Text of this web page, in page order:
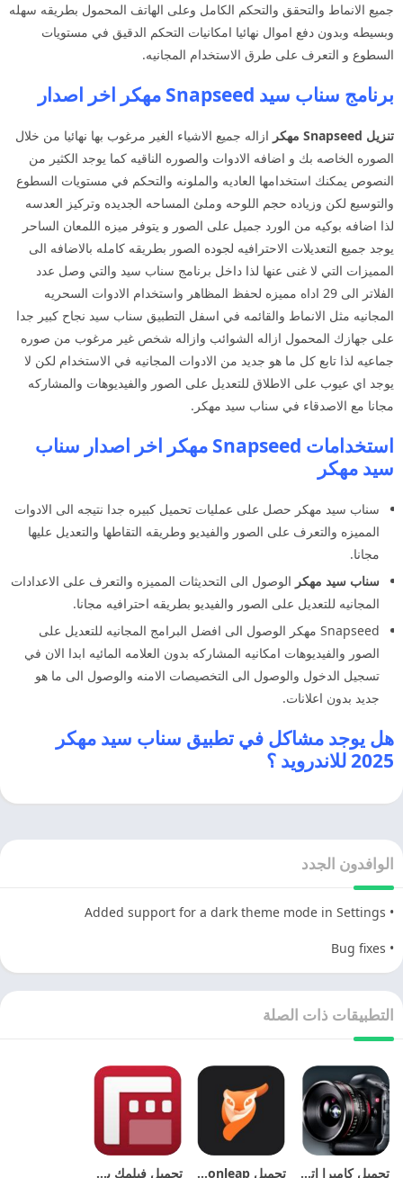
جميع الانماط والتحقق والتحكم الكامل وعلى الهاتف المحمول بطريقه سهله
وبسيطه وبدون دفع اموال نهائيا امكانيات التحكم الدقيق في مستويات
السطوع و التعرف على طرق الاستخدام المجانيه.
برنامج سناب سيد Snapseed مهكر اخر اصدار
تنزيل Snapseed مهكر
ازاله جميع الاشياء الغير مرغوب بها نهائيا من خلال
الصوره الخاصه بك و اضافه الادوات والصوره الناقيه كما يوجد الكثير من
النصوص يمكنك استخدامها العاديه والملونه والتحكم في مستويات السطوع
والتوسيع لكن وزياده حجم اللوحه وملئ المساحه الجديده وتركيز العدسه
لذا اضافه بوكيه من الورد جميل على الصور و يتوفر ميزه اللمعان الساحر
يوجد جميع التعديلات الاحترافيه لجوده الصور بطريقه كامله بالاضافه الى
المميزات التي لا غنى عنها لذا داخل برنامج سناب سيد والتي وصل عدد
الفلاتر الى 29 اداه مميزه لحفظ المظاهر واستخدام الادوات السحريه
المجانيه مثل الانماط والقائمه في اسفل التطبيق سناب سيد نجاح كبير جدا
على جهازك المحمول ازاله الشوائب وازاله شخص غير مرغوب من صوره
جماعيه لذا تابع كل ما هو جديد من الادوات المجانيه في الاستخدام لكن لا
يوجد اي عيوب على الاطلاق للتعديل على الصور والفيديوهات والمشاركه
مجانا مع الاصدقاء في سناب سيد مهكر.
استخدامات Snapseed مهكر اخر اصدار سناب
سيد مهكر
سناب سيد مهكر حصل على عمليات تحميل كبيره جدا نتيجه الى الادوات
المميزه والتعرف على الصور والفيديو وطريقه التقاطها والتعديل عليها
مجانا.
سناب سيد مهكر الوصول الى التحديثات المميزه والتعرف على الاعدادات
المجانيه للتعديل على الصور والفيديو بطريقه احترافيه مجانا.
Snapseed مهكر الوصول الى افضل البرامج المجانيه للتعديل على
الصور والفيديوهات امكانيه المشاركه بدون العلامه المائيه ابدا الان في
تسجيل الدخول والوصول الى التخصيصات الامنه والوصول الى ما هو
جديد بدون اعلانات.
هل يوجد مشاكل في تطبيق سناب سيد مهكر
2025 للاندرويد ؟
الوافدون الجدد
• Added support for a dark theme mode in Settings
• Bug fixes
التطبيقات ذات الصلة
تحميل كاميرا اتش دي 2025 HD Camera اخر اصدار مجانا تحميل motionleap مهكر 2025 اخر اصدار مجانا تحميل فيلمك برو 2025 Filmic Pro اخر تحديث مجانا